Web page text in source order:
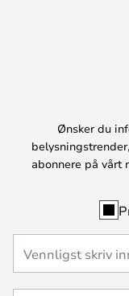
Ønsker du
abonnere på vårt